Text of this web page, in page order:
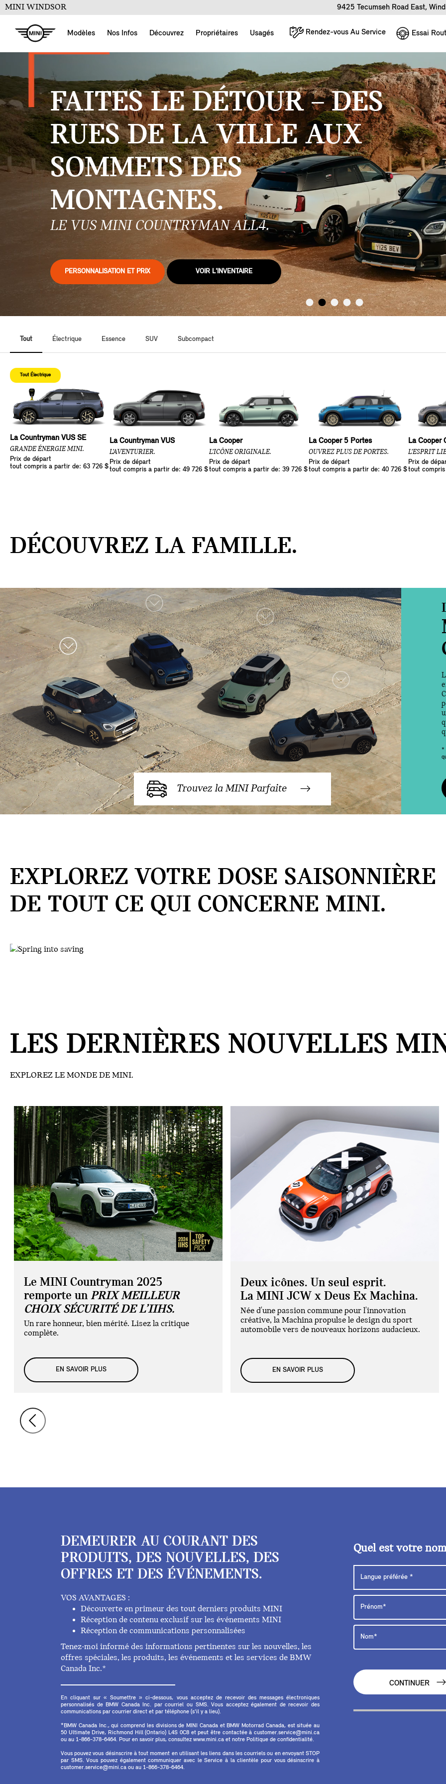
MINI WINDSOR 9425 Tecumseh Road East,
Modèles Nos Infos Découvrez Propriétaires Usagés Rendez-vous Au Service Essai
FAITES LE DÉTOUR – DES
RUES DE LA VILLE AUX
SOMMETS DES
MONTAGNES.
LE VUS MINI COUNTRYMAN ALL4.
PERSONNALISATION ET PRIX VOIR L'INVENTAIRE
Tout Électrique Essence SUV Subcompact
Tout Électrique
La Countryman VUS SE
GRANDE ÉNERGIE MINI.
Prix de départ
tout compris a partir de: 63 726 $
La Countryman VUS
L’AVENTURIER.
Prix de départ
tout compris a partir de: 49 726 $
La Cooper
L’ICÔNE ORIGINALE.
Prix de départ
tout compris a partir de: 39 726 $
La Cooper 5 Portes
OUVREZ PLUS DE PORTES.
Prix de départ
tout compris a partir de: 40 726 $
La Cooper
L’ESPRIT
Prix de
tout
DÉCOUVREZ LA FAMILLE.
*
Trouvez la MINI Parfaite
EXPLOREZ VOTRE DOSE SAISONNIÈRE
DE TOUT CE QUI CONCERNE MINI.
LES DERNIÈRES NOUVELLES
EXPLOREZ LE MONDE DE MINI.
Le MINI Countryman 2025
remporte un PRIX MEILLEUR
CHOIX SÉCURITÉ DE L’IIHS.
Un rare honneur, bien mérité. Lisez la critique
complète.
EN SAVOIR PLUS
Deux icônes. Un seul esprit.
La MINI JCW x Deus Ex Machina.
Née d'une passion commune pour l'innovation
créative, la Machina propulse le design du sport
automobile vers de nouveaux horizons audacieux.
EN SAVOIR PLUS
DEMEURER AU COURANT DES
PRODUITS, DES NOUVELLES, DES
OFFRES ET DES ÉVÉNEMENTS.
VOS AVANTAGES :
Découverte en primeur des tout derniers produits MINI
Réception de contenu exclusif sur les événements MINI
Réception de communications personnalisées
Tenez-moi informé des informations pertinentes sur les nouvelles, les
offres spéciales, les produits, les événements et les services de BMW
Canada Inc.*
En cliquant sur « Soumettre » ci-dessous, vous acceptez de recevoir des messages électroniques
personnalisés de BMW Canada Inc. par courriel ou SMS. Vous acceptez également de recevoir des
communications par courrier direct et par téléphone (s'il y a lieu).
*BMW Canada Inc., qui comprend les divisions de MINI Canada et BMW Motorrad Canada, est située au
50 Ultimate Drive, Richmond Hill (Ontario) L4S 0C8 et peut être contactée à customer.service@mini.ca
ou au 1-866-378-6464. Pour en savoir plus, consultez www.mini.ca et notre Politique de confidentialité.
Vous pouvez vous désinscrire à tout moment en utilisant les liens dans les courriels ou en envoyant STOP
par SMS. Vous pouvez également communiquer avec le Service à la clientèle pour vous désinscrire à
customer.service@mini.ca ou au 1-866-378-6464.
Quel est votre
CONTINUER